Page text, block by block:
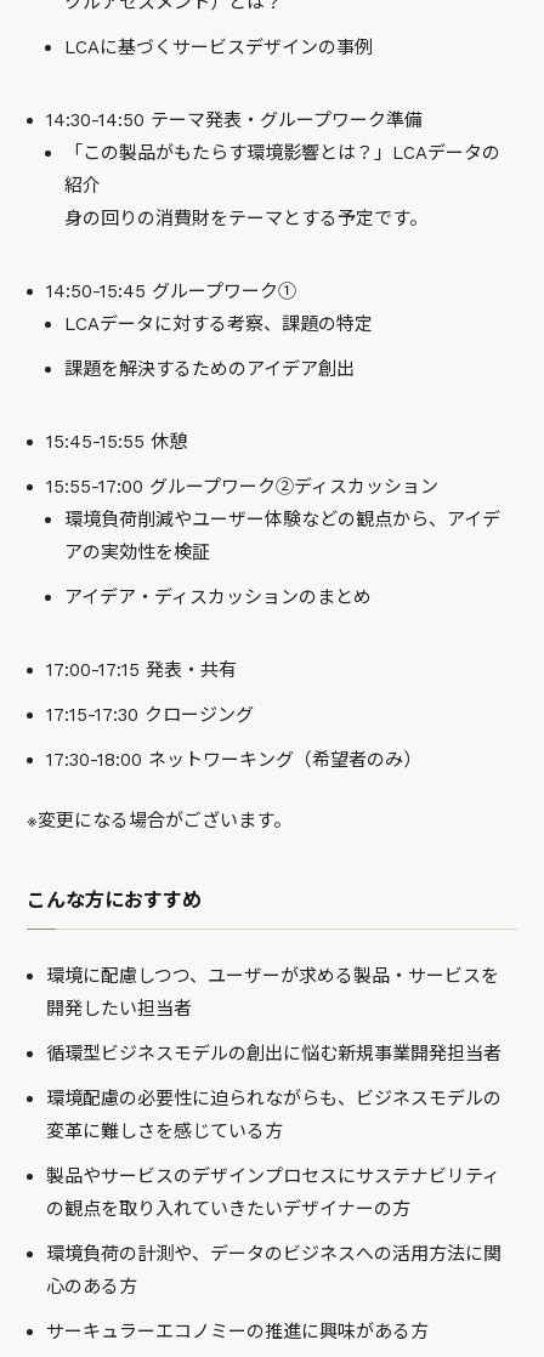
LCAに基づくサービスデザインの事例
14:30-14:50 テーマ発表・グループワーク準備
「この製品がもたらす環境影響とは？」LCAデータの
紹介
身の回りの消費財をテーマとする予定です。
14:50-15:45 グループワーク①
LCAデータに対する考察、課題の特定
課題を解決するためのアイデア創出
15:45-15:55 休憩
15:55-17:00 グループワーク②ディスカッション
環境負荷削減やユーザー体験などの観点から、アイデ
アの実効性を検証
アイデア・ディスカッションのまとめ
17:00-17:15 発表・共有
17:15-17:30 クロージング
17:30-18:00 ネットワーキング（希望者のみ）
※変更になる場合がございます。
こんな方におすすめ
環境に配慮しつつ、ユーザーが求める製品・サービスを
開発したい担当者
循環型ビジネスモデルの創出に悩む新規事業開発担当者
環境配慮の必要性に迫られながらも、ビジネスモデルの
変革に難しさを感じている方
製品やサービスのデザインプロセスにサステナビリティ
の観点を取り入れていきたいデザイナーの方
環境負荷の計測や、データのビジネスへの活用方法に関
心のある方
サーキュラーエコノミーの推進に興味がある方